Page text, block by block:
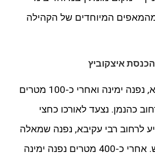
המיוחדים של הקהילה
איצקוביץ
נחזור לרחוב עזרא, נפנה ימינה ואחרי כ-100 מטרים
כהנמן. נצעד לאורכו כחצי
לרחוב רבי עקיבא, נפנה שמאלה
ונחצה את הכביש. אחרי כ-400 מטרים נפנה ימינה